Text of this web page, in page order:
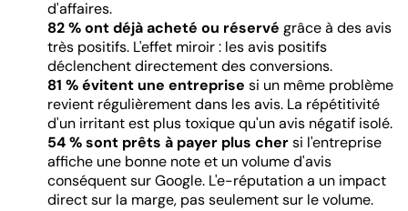
d'affaires.
82 % ont déjà acheté ou réservé grâce à des avis
très positifs. L'effet miroir : les avis positifs
déclenchent directement des conversions.
81 % évitent une entreprise si un même problème
revient régulièrement dans les avis. La répétitivité
d'un irritant est plus toxique qu'un avis négatif isolé.
54 % sont prêts à payer plus chersi l'entreprise
affiche une bonne note et un volume d'avis
conséquent sur Google. L'e-réputation a un impact
direct sur la marge, pas seulement sur le volume.